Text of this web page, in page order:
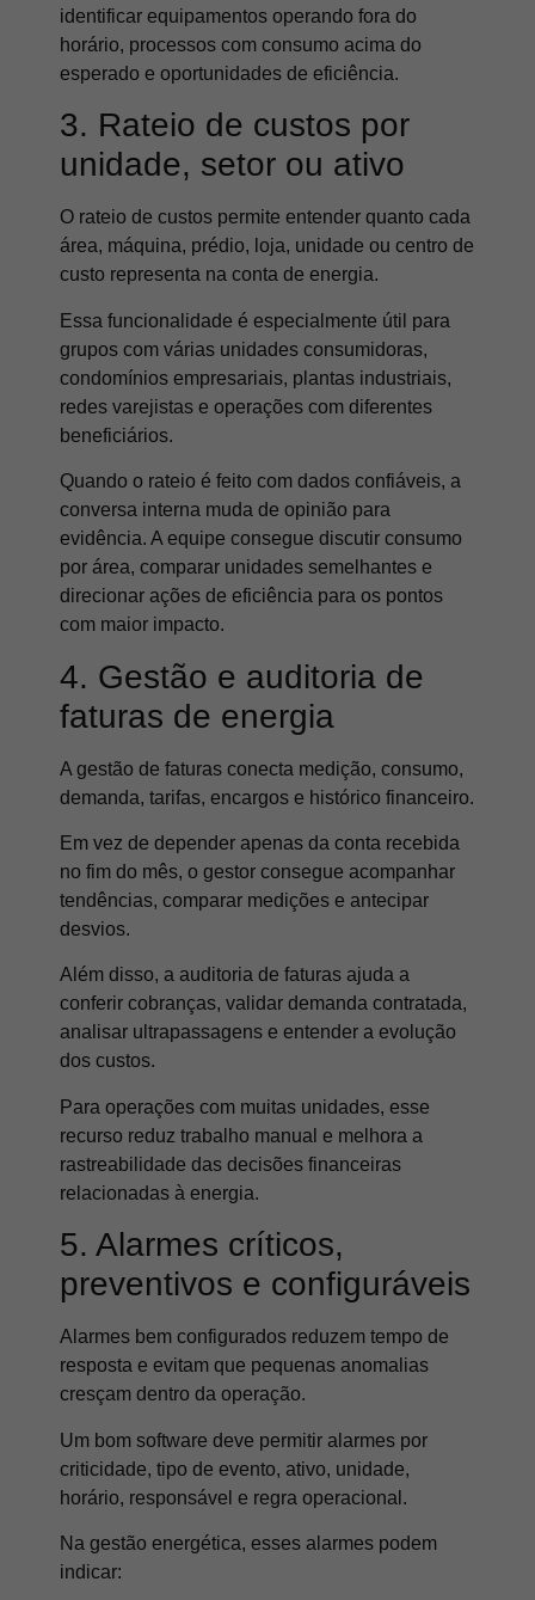
identificar equipamentos operando fora do
horário, processos com consumo acima do
esperado e oportunidades de eficiência.
3. Rateio de custos por
unidade, setor ou ativo
O rateio de custos permite entender quanto cada
área, máquina, prédio, loja, unidade ou centro de
custo representa na conta de energia.
Essa funcionalidade é especialmente útil para
grupos com várias unidades consumidoras,
condomínios empresariais, plantas industriais,
redes varejistas e operações com diferentes
beneficiários.
Quando o rateio é feito com dados confiáveis, a
conversa interna muda de opinião para
evidência. A equipe consegue discutir consumo
por área, comparar unidades semelhantes e
direcionar ações de eficiência para os pontos
com maior impacto.
4. Gestão e auditoria de
faturas de energia
A gestão de faturas conecta medição, consumo,
demanda, tarifas, encargos e histórico financeiro.
Em vez de depender apenas da conta recebida
no fim do mês, o gestor consegue acompanhar
tendências, comparar medições e antecipar
desvios.
Além disso, a auditoria de faturas ajuda a
conferir cobranças, validar demanda contratada,
analisar ultrapassagens e entender a evolução
dos custos.
Para operações com muitas unidades, esse
recurso reduz trabalho manual e melhora a
rastreabilidade das decisões financeiras
relacionadas à energia.
5. Alarmes críticos,
preventivos e configuráveis
Alarmes bem configurados reduzem tempo de
resposta e evitam que pequenas anomalias
cresçam dentro da operação.
Um bom software deve permitir alarmes por
criticidade, tipo de evento, ativo, unidade,
horário, responsável e regra operacional.
Na gestão energética, esses alarmes podem
indicar: